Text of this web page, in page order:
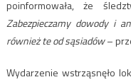
poinformowała, że
Zabezpieczamy dowody i
również te od sąsiadów–
Wydarzenie wstrząsnęło